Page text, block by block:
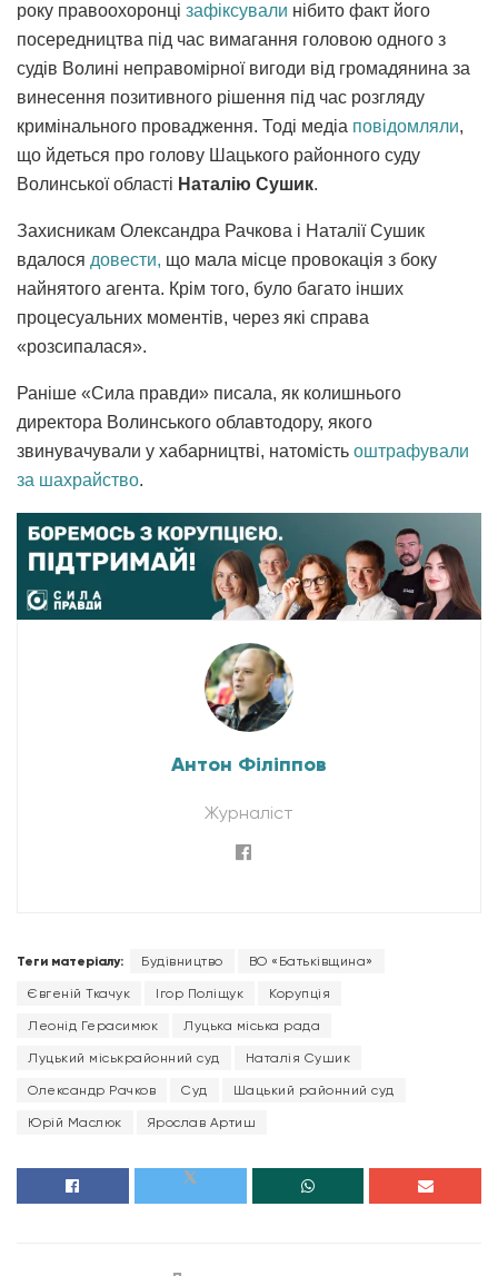
року правоохоронці зафіксували нібито факт його
посередництва під час вимагання головою одного з
судів Волині неправомірної вигоди від громадянина за
винесення позитивного рішення під час розгляду
кримінального провадження. Тоді медіа повідомляли,
що йдеться про голову Шацького районного суду
Волинської області Наталію Сушик.
Захисникам Олександра Рачкова і Наталії Сушик
вдалося довести, що мала місце провокація з боку
найнятого агента. Крім того, було багато інших
процесуальних моментів, через які справа
«розсипалася».
Раніше «Сила правди» писала, як колишнього
директора Волинського облавтодору, якого
звинувачували у хабарництві, натомість оштрафували
за шахрайство.
Антон Філіппов
Журналіст
Теги матеріалу: Будівництво ВО «Батьківщина»
Євгеній Ткачук Ігор Поліщук Корупція
Леонід Герасимюк Луцька міська рада
Луцький міськрайонний суд Наталія Сушик
Олександр Рачков Суд Шацький районний суд
Юрій Маслюк Ярослав Артиш